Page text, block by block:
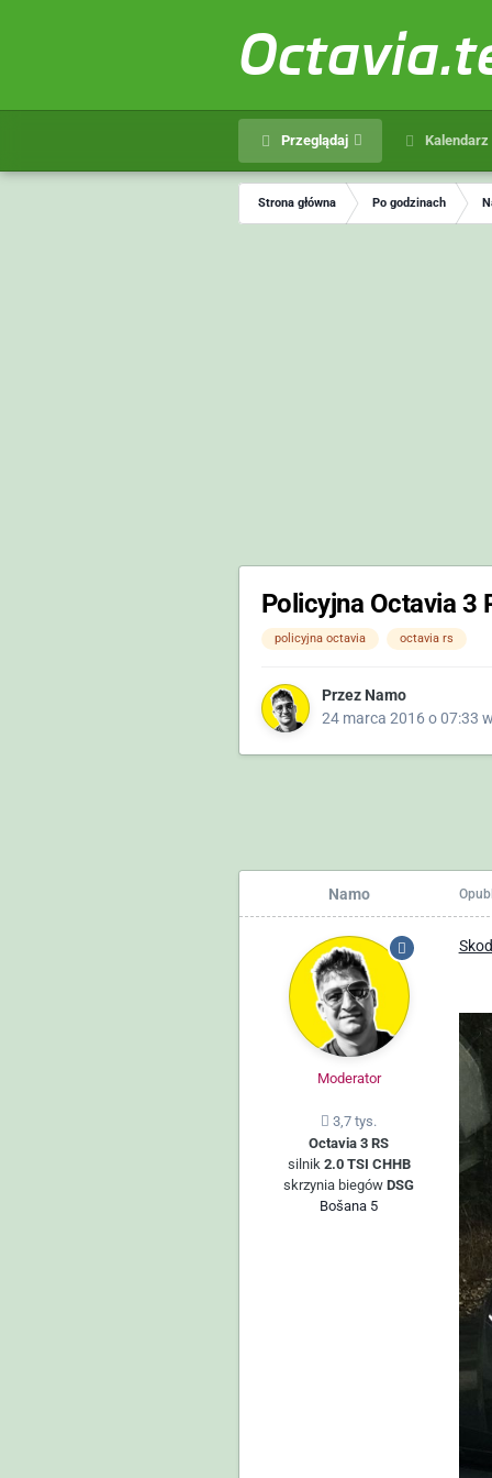
Przeglądaj Kalendarz
Strona główna Po godzinach
Policyjna Octavia 3
policyjna octavia octavia rs
Przez Namo
24 marca 2016 o 07:33 w
Namo
Moderator
3,7 tys.
Octavia 3 RS
silnik 2.0 TSI CHHB
skrzynia biegówDSG
Bošana 5